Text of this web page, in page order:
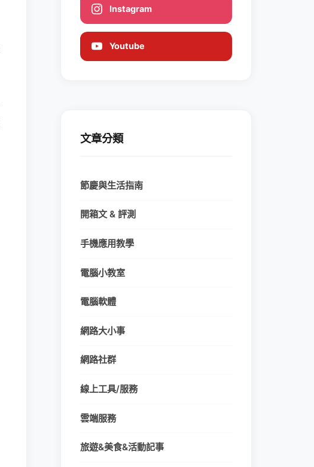
Instagram
Youtube
文章分類
節慶與生活指南
開箱文 & 評測
手機應用教學
電腦小教室
電腦軟體
網路大小事
網路社群
線上工具/服務
雲端服務
旅遊&美食&活動記事